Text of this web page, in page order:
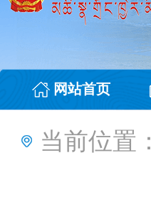
网站首页
当前位置：